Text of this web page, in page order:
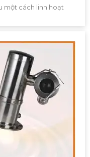
một cách linh hoạt